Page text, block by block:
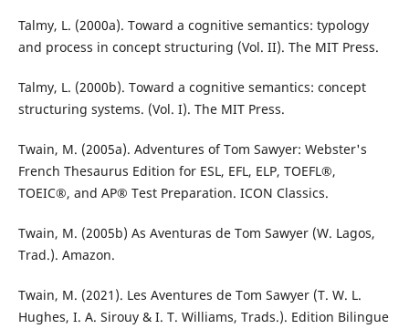
Talmy, L. (2000a). Toward a cognitive semantics: typology
and process in concept structuring (Vol. II). The MIT Press.
Talmy, L. (2000b). Toward a cognitive semantics: concept
structuring systems. (Vol. I). The MIT Press.
Twain, M. (2005a). Adventures of Tom Sawyer: Webster's
French Thesaurus Edition for ESL, EFL, ELP, TOEFL®,
TOEIC®, and AP® Test Preparation. ICON Classics.
Twain, M. (2005b) As Aventuras de Tom Sawyer (W. Lagos,
Trad.). Amazon.
Twain, M. (2021). Les Aventures de Tom Sawyer (T. W. L.
Hughes, I. A. Sirouy & I. T. Williams, Trads.). Edition Bilingue